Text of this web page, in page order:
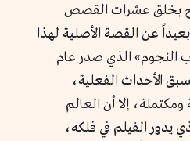
بخلق عشرات القصص
عن القصة الأصلية لهذا
النجوم» الذي صدر عام
الأحداث الفعلية،
إلا أن العالم
يدور الفيلم في فلكه،